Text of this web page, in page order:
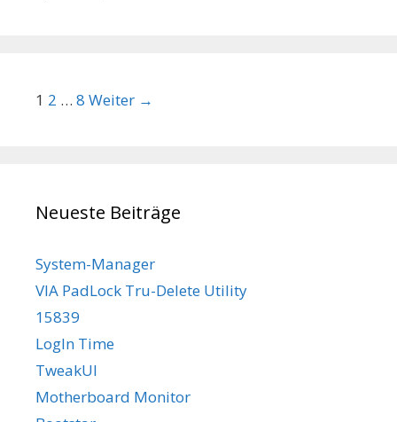
Beitrags-Navigation
1 2 … 8 Weiter →
Neueste Beiträge
System-Manager
VIA PadLock Tru-Delete Utility
15839
LogIn Time
TweakUI
Motherboard Monitor